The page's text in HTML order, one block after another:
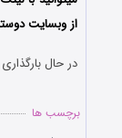
از وبسایت
در حال
برچسب ها